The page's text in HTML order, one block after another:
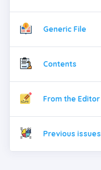
Generic File
Contents
From the Editor
Previous issues